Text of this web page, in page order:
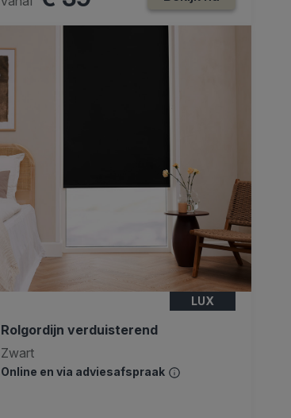
LUX
Rolgordijn verduisterend
Zwart
Online en via adviesafspraak